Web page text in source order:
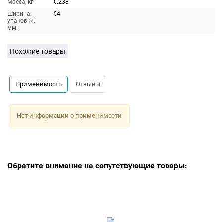
Масса, кг:
0.238
Ширина
упаковки,
мм:
54
Похожие товары
Применимость Отзывы
Нет информации о применимости
Обратите внимание на сопутствующие товары: